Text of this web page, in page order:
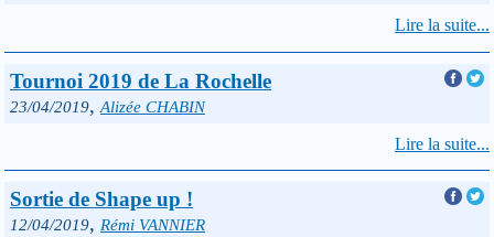
Lire la suite...
Tournoi 2019 de La Rochelle
23/04/2019, Alizée CHABIN
Lire la suite...
Sortie de Shape up !
12/04/2019, Rémi VANNIER